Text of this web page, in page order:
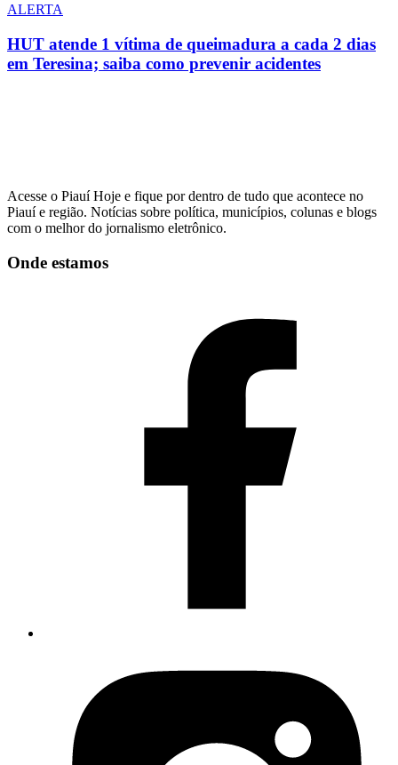
ALERTA
HUT atende 1 vítima de queimadura a cada 2 dias
em Teresina; saiba como prevenir acidentes
Acesse o Piauí Hoje e fique por dentro de tudo que acontece no
Piauí e região. Notícias sobre política, municípios, colunas e blogs
com o melhor do jornalismo eletrônico.
Onde estamos